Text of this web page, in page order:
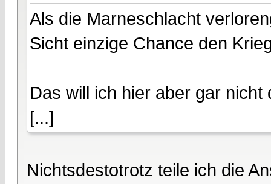
Als die Marneschlacht
Sicht einzige Chance den
Das will ich hier aber gar nicht
[...]
Nichtsdestotrotz teile ich die